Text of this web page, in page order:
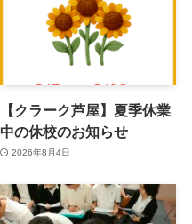
【クラーク芦屋】夏季休業
中の休校のお知らせ
2026年8月4日